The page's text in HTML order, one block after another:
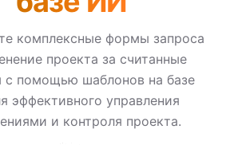
БЕСПЛАТНО
комплексные формы запроса
проекта за считанные
с помощью шаблонов на базе
эффективного управления
и контроля проекта.